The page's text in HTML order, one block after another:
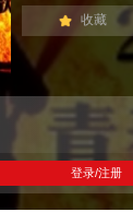
收藏
登录/注册